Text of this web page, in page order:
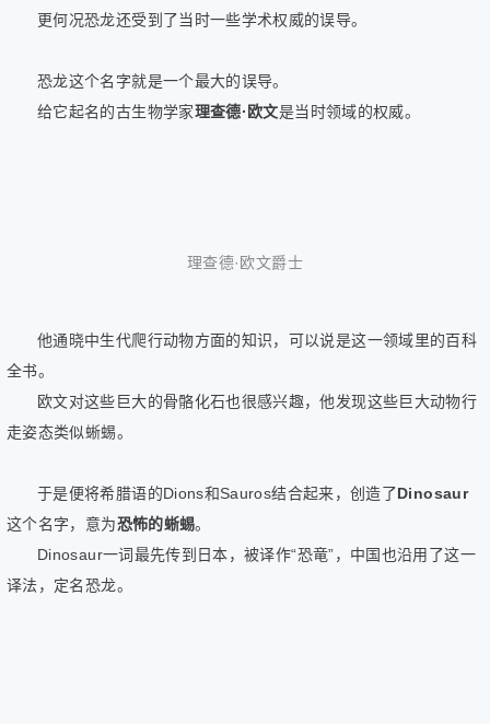
更何况恐龙还受到了当时一些学术权威的误导。
恐龙这个名字就是一个最大的误导。
给它起名的古生物学家理查德·欧文是当时领域的权威。
理查德·欧文爵士
他通晓中生代爬行动物方面的知识，可以说是这一领域里的百科
全书。
欧文对这些巨大的骨骼化石也很感兴趣，他发现这些巨大动物行
走姿态类似蜥蜴。
于是便将希腊语的Dions和Sauros结合起来，创造了Dinosaur
这个名字，意为恐怖的蜥蜴。
Dinosaur一词最先传到日本，被译作“恐竜”，中国也沿用了这一
译法，定名恐龙。